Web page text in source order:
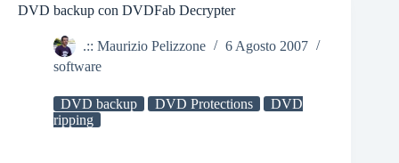
DVD backup con DVDFab Decrypter
.:: Maurizio Pelizzone
6 Agosto 2007
software
DVD backup DVD Protections
DVD
ripping